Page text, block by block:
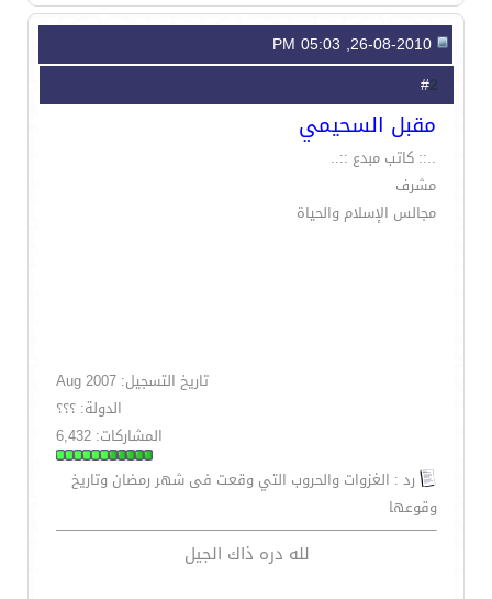
2
مقبل السحيمي
..:: كاتب مبدع ::..
مشرف
مجالس الإسلام والحياة
تاريخ التسجيل: Aug 2007
الدولة: ؟؟؟
المشاركات: 6,432
رد : الغزوات والحروب التي وقعت فى شهر رمضان وتاريخ
وقوعها
لله دره ذاك الجيل